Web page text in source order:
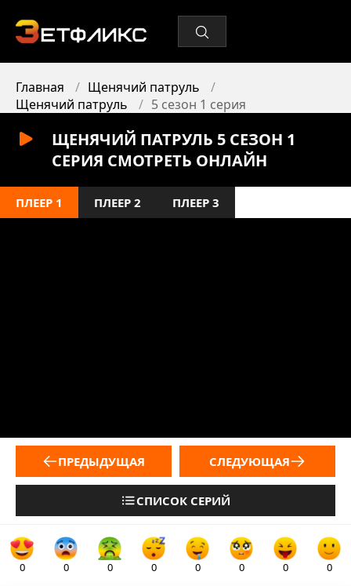
Главная
Щенячий патруль
Щенячий патруль
5 сезон 1 серия
ЩЕНЯЧИЙ ПАТРУЛЬ 5 СЕЗОН 1
СЕРИЯ СМОТРЕТЬ ОНЛАЙН
ПЛЕЕР 1 ПЛЕЕР 2 ПЛЕЕР 3
ПРЕДЫДУЩАЯ
СПИСОК СЕРИЙ
СЛЕДУЮЩАЯ
0 0 0 0 0 0 0 0